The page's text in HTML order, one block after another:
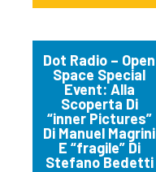
Dot Radio – Open
Space Special
Event: Alla
Scoperta Di
“inner Pictures”
Di Manuel Magrini
E “fragile” Di
Stefano Bedetti